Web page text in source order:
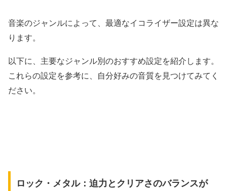
音楽のジャンルによって、最適なイコライザー設定は異な
ります。
以下に、主要なジャンル別のおすすめ設定を紹介します。
これらの設定を参考に、自分好みの音質を見つけてみてく
ださい。
ロック・メタル：迫力とクリアさのバランスが